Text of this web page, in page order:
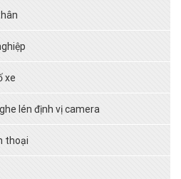
xe
lén định vị camera
thoại